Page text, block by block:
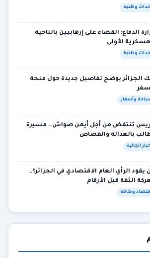
وطنية
الدفاع: القضاء على إرهابيين بالناحية
الأولى
وطنية
الجزائر يوضح تفاصيل جديدة حول منحة
وأسفار
تنتفض من أجل أيمن صواش.. مسيرة
بالعدالة والقصاص
الجالية
يقود الرأي العام الاقتصادي في الجزائر؟…
الثقة قبل الأرقام
وطاقة